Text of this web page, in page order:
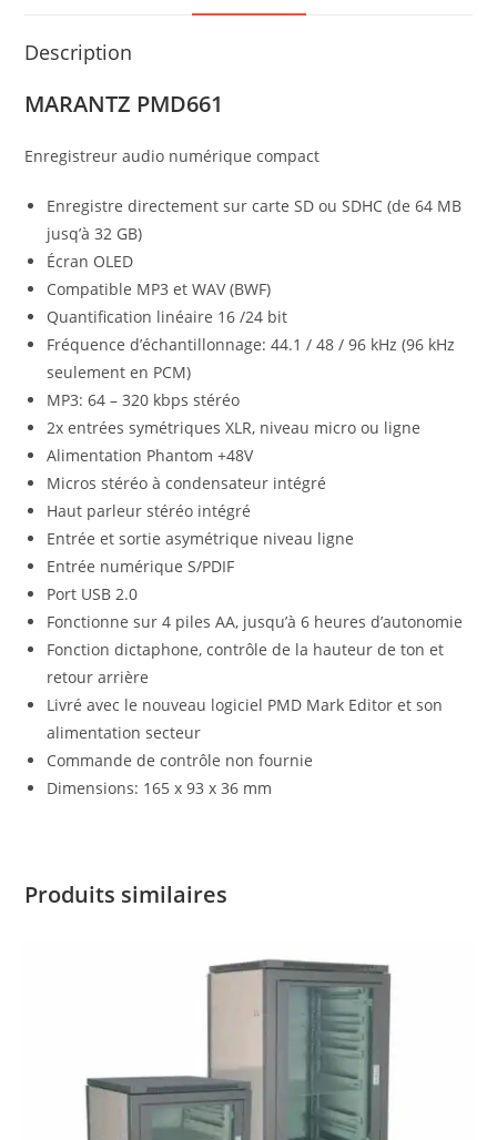
Description
MARANTZ PMD661
Enregistreur audio numérique compact
Enregistre directement sur carte SD ou SDHC (de 64 MB
jusq’à 32 GB)
Écran OLED
Compatible MP3 et WAV (BWF)
Quantification linéaire 16 /24 bit
Fréquence d’échantillonnage: 44.1 / 48 / 96 kHz (96 kHz
seulement en PCM)
MP3: 64 – 320 kbps stéréo
2x entrées symétriques XLR, niveau micro ou ligne
Alimentation Phantom +48V
Micros stéréo à condensateur intégré
Haut parleur stéréo intégré
Entrée et sortie asymétrique niveau ligne
Entrée numérique S/PDIF
Port USB 2.0
Fonctionne sur 4 piles AA, jusqu’à 6 heures d’autonomie
Fonction dictaphone, contrôle de la hauteur de ton et
retour arrière
Livré avec le nouveau logiciel PMD Mark Editor et son
alimentation secteur
Commande de contrôle non fournie
Dimensions: 165 x 93 x 36 mm
Produits similaires